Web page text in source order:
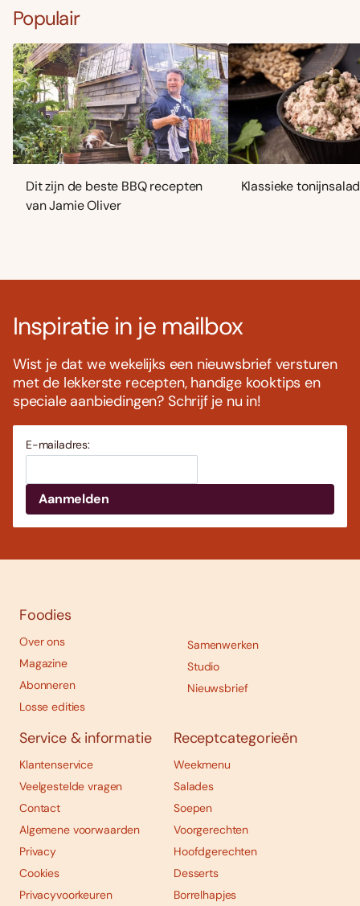
Populair
Dit zijn de beste BBQ recepten
van Jamie Oliver
Klassieke
Inspiratie in je mailbox
Wist je dat we wekelijks een nieuwsbrief versturen
met de lekkerste recepten, handige kooktips en
speciale aanbiedingen? Schrijf je nu in!
E-mailadres:
Foodies
Over ons
Magazine
Abonneren
Losse edities
Samenwerken
Studio
Nieuwsbrief
Service & informatie
Klantenservice
Veelgestelde vragen
Contact
Algemene voorwaarden
Privacy
Cookies
Privacyvoorkeuren
Receptcategorieën
Weekmenu
Salades
Soepen
Voorgerechten
Hoofdgerechten
Desserts
Borrelhapjes